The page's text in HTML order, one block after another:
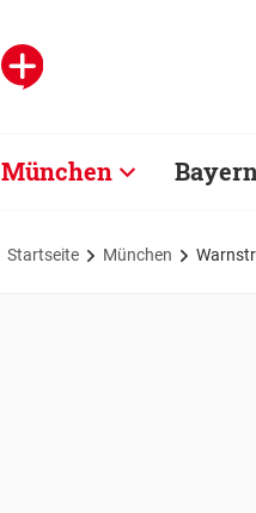
München
Startseite München